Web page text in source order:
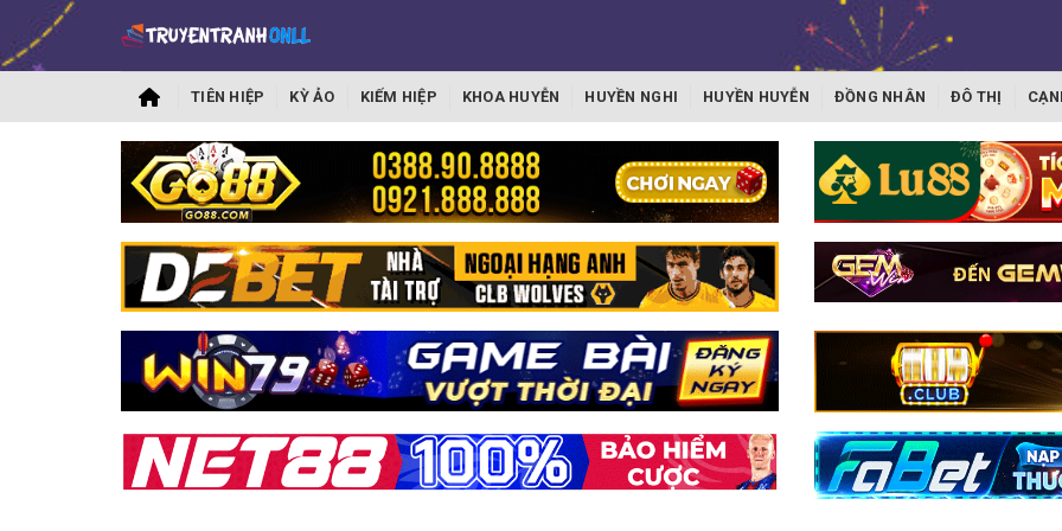
TIÊN HIỆP KỲ ẢO KIẾM HIỆP KHOA HUYỄN HUYỀN NGHI HUYỀN HUYỄN ĐỒNG NHÂN ĐÔ THỊ